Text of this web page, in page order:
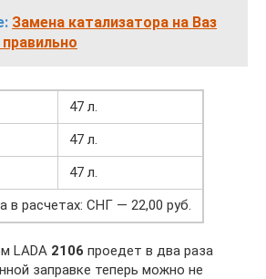
Замена катализатора на Ваз
47 л.
47 л.
47 л.
в расчетах: СНГ — 22,00 руб.
LADA 2106 проедет в два раза
заправке теперь можно не